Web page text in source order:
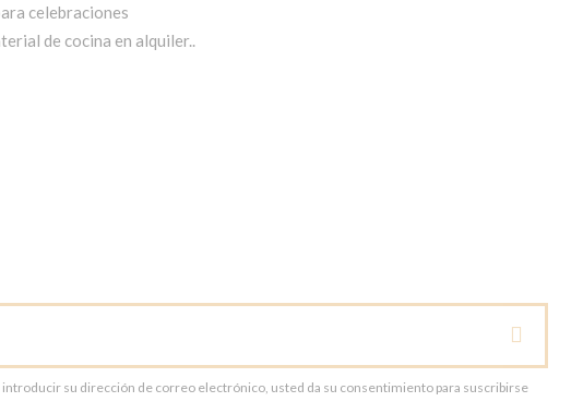
celebraciones
de cocina en alquiler..
introducir su dirección de correo electrónico, usted da su consentimiento para suscribirse